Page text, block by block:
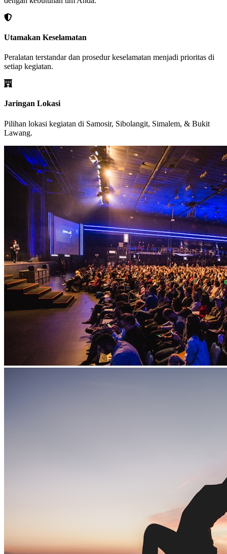
Utamakan Keselamatan
Peralatan terstandar dan prosedur keselamatan menjadi prioritas di
setiap kegiatan.
Jaringan Lokasi
Pilihan lokasi kegiatan di Samosir, Sibolangit, Simalem, & Bukit
Lawang.